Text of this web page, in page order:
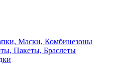
Маски, Комбинезоны
Пакеты, Браслеты